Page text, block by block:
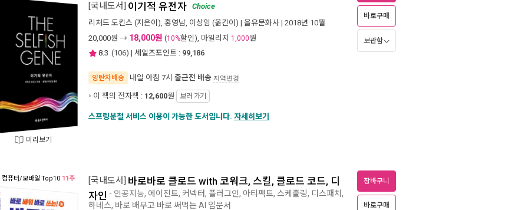
미리보기
[국내도서] 이기적 유전자 Choice
리처드 도킨스 (지은이), 홍영남, 이상임 (옮긴이) | 을유문화사 | 2018년 10월
20,000원 → 18,000원 (10%할인), 마일리지 1,000원
8.3 (106) | 세일즈포인트 : 99,186
양탄자배송 내일 아침 7시 출근전 배송 지역변경
이 책의 전자책 : 12,600원 보러 가기
바로구매
보관함
스프링분철 서비스 이용이 가능한 도서입니다. 자세히보기
컴퓨터/모바일 Top10 11주 [국내도서] 바로바로 클로드 with 코워크, 스킬, 클로드 코드, 디
자인 - 인공지능, 에이전트, 커넥터, 플러그인, 아티팩트, 스케줄링, 디스패치,
하네스, 바로 배우고 바로 써먹는 AI 입문서
장바구니
바로구매